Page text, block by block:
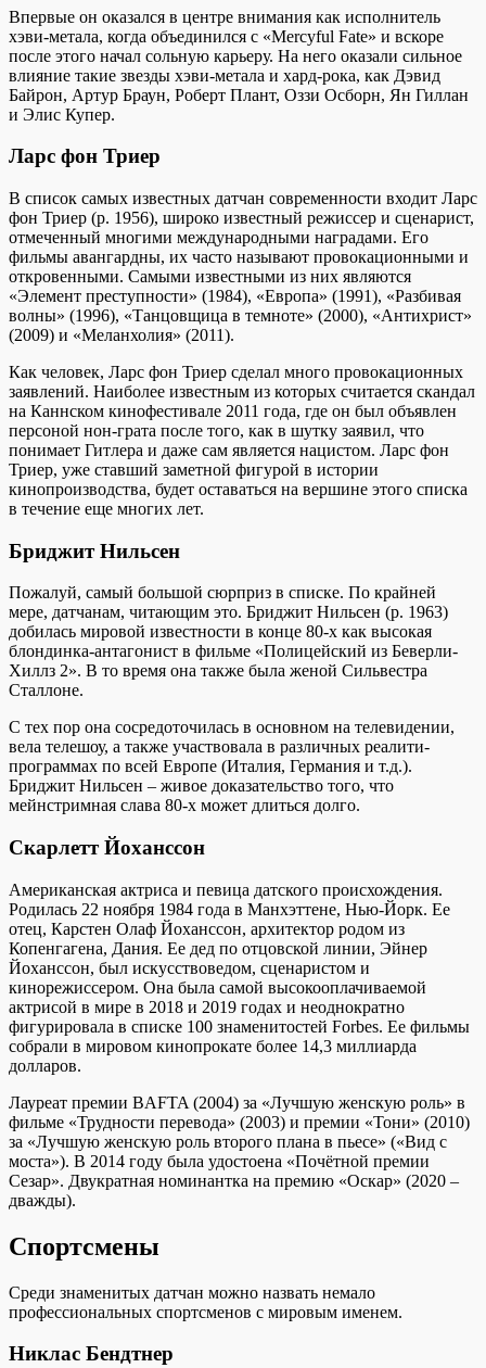
Впервые он оказался в центре внимания как исполнитель
хэви-метала, когда объединился с «Mercyful Fate» и вскоре
после этого начал сольную карьеру. На него оказали сильное
влияние такие звезды хэви-метала и хард-рока, как Дэвид
Байрон, Артур Браун, Роберт Плант, Оззи Осборн, Ян Гиллан
и Элис Купер.
Ларс фон Триер
В список самых известных датчан современности входит Ларс
фон Триер (р. 1956), широко известный режиссер и сценарист,
отмеченный многими международными наградами. Его
фильмы авангардны, их часто называют провокационными и
откровенными. Самыми известными из них являются
«Элемент преступности» (1984), «Европа» (1991), «Разбивая
волны» (1996), «Танцовщица в темноте» (2000), «Антихрист»
(2009) и «Меланхолия» (2011).
Как человек, Ларс фон Триер сделал много провокационных
заявлений. Наиболее известным из которых считается скандал
на Каннском кинофестивале 2011 года, где он был объявлен
персоной нон-грата после того, как в шутку заявил, что
понимает Гитлера и даже сам является нацистом. Ларс фон
Триер, уже ставший заметной фигурой в истории
кинопроизводства, будет оставаться на вершине этого списка
в течение еще многих лет.
Бриджит Нильсен
Пожалуй, самый большой сюрприз в списке. По крайней
мере, датчанам, читающим это. Бриджит Нильсен (р. 1963)
добилась мировой известности в конце 80-х как высокая
блондинка-антагонист в фильме «Полицейский из Беверли-
Хиллз 2». В то время она также была женой Сильвестра
Сталлоне.
С тех пор она сосредоточилась в основном на телевидении,
вела телешоу, а также участвовала в различных реалити-
программах по всей Европе (Италия, Германия и т.д.).
Бриджит Нильсен – живое доказательство того, что
мейнстримная слава 80-х может длиться долго.
Скарлетт Йоханссон
Американская актриса и певица датского происхождения.
Родилась 22 ноября 1984 года в Манхэттене, Нью-Йорк. Ее
отец, Карстен Олаф Йоханссон, архитектор родом из
Копенгагена, Дания. Ее дед по отцовской линии, Эйнер
Йоханссон, был искусствоведом, сценаристом и
кинорежиссером. Она была самой высокооплачиваемой
актрисой в мире в 2018 и 2019 годах и неоднократно
фигурировала в списке 100 знаменитостей Forbes. Ее фильмы
собрали в мировом кинопрокате более 14,3 миллиарда
долларов.
Лауреат премии BAFTA (2004) за «Лучшую женскую роль» в
фильме «Трудности перевода» (2003) и премии «Тони» (2010)
за «Лучшую женскую роль второго плана в пьесе» («Вид с
моста»). В 2014 году была удостоена «Почётной премии
Сезар». Двукратная номинантка на премию «Оскар» (2020 –
дважды).
Спортсмены
Среди знаменитых датчан можно назвать немало
профессиональных спортсменов с мировым именем.
Никлас Бендтнер